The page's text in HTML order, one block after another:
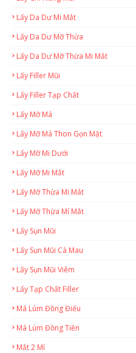
Lấy Da Dư Mi Mắt
Lấy Da Dư Mỡ Thừa
Lấy Da Dư Mỡ Thừa Mi Mắt
Lấy Filler Mũi
Lấy Filler Tạp Chất
Lấy Mỡ Má
Lấy Mỡ Má Thon Gọn Mặt
Lấy Mỡ Mi Dưới
Lấy Mỡ Mi Mắt
Lấy Mỡ Thừa Mi Mắt
Lấy Mỡ Thừa Mí Mắt
Lấy Sụn Mũi
Lấy Sụn Mũi Cà Mau
Lấy Sụn Mũi Viêm
Lấy Tạp Chất Filler
Má Lúm Đồng Điếu
Má Lúm Đồng Tiền
Mắt 2 Mí